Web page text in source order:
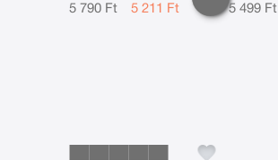
5 790 Ft 5 211 Ft 5 499 Ft